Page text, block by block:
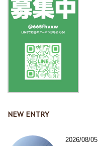
NEW ENTRY
2026/08/05